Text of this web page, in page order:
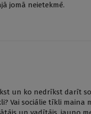
jomā neietekmē.
un ko nedrīkst darīt
Vai sociālie tīkli maina